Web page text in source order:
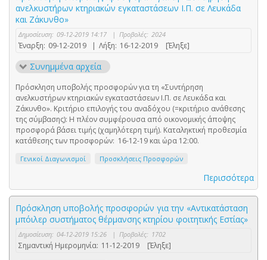
ανελκυστήρων κτηριακών εγκαταστάσεων Ι.Π. σε Λευκάδα
και Ζάκυνθο»
Δημοσίευση: 09-12-2019 14:17 | Προβολές: 2024
Έναρξη: 09-12-2019 | Λήξη: 16-12-2019 [Έληξε]
Συνημμένα αρχεία
Πρόσκληση υποβολής προσφορών για τη «Συντήρηση
ανελκυστήρων κτηριακών εγκαταστάσεων Ι.Π. σε Λευκάδα και
Ζάκυνθο». Κριτήριο επιλογής του αναδόχου (=κριτήριο ανάθεσης
της σύμβασης): Η πλέον συμφέρουσα από οικονομικής άποψης
προσφορά βάσει τιμής (χαμηλότερη τιμή). Καταληκτική προθεσμία
κατάθεσης των προσφορών: 16-12-19 και ώρα 12:00.
Γενικοί Διαγωνισμοί Προσκλήσεις Προσφορών
Περισσότερα
Πρόσκληση υποβολής προσφορών για την «Αντικατάσταση
μπόιλερ συστήματος θέρμανσης κτηρίου φοιτητικής Εστίας»
Δημοσίευση: 04-12-2019 15:26 | Προβολές: 1702
Σημαντική Ημερομηνία: 11-12-2019 [Έληξε]